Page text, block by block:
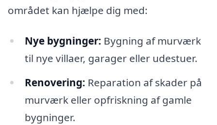
området kan hjælpe dig med:
Nye bygninger: Bygning af murværk
til nye villaer, garager eller udestuer.
Renovering: Reparation af skader på
murværk eller opfriskning af gamle
bygninger.